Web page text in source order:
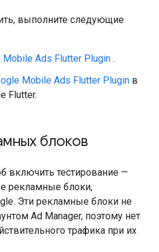
выполните следующие
Mobile Ads Flutter Plugin .
Mobile Ads Flutter Plugin в
Flutter.
блоков
включить тестирование —
рекламные блоки,
Эти рекламные блоки не
Ad Manager, поэтому нет
трафика при их